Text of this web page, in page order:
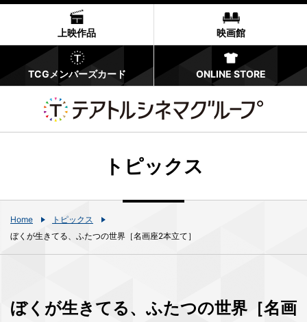
上映作品 映画館
TCGメンバーズカード ONLINE STORE
トピックス
Home
トピックス
ぼくが生きてる、ふたつの世界［名画座2本立て］
ぼくが生きてる、ふたつの世界［名画